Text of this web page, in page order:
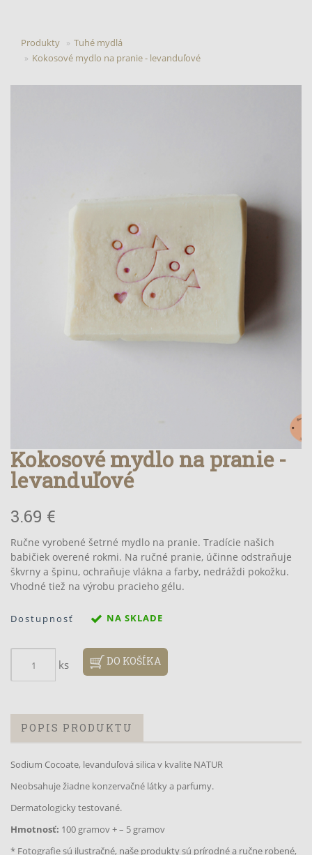
Produkty
Tuhé mydlá
Kokosové mydlo na pranie - levanduľové
Kokosové mydlo na pranie -
levanduľové
3.69 €
Ručne vyrobené šetrné mydlo na pranie. Tradície našich
babičiek overené rokmi. Na ručné pranie, účinne odstraňuje
škvrny a špinu, ochraňuje vlákna a farby, nedráždi pokožku.
Vhodné tiež na výrobu pracieho gélu.
Dostupnosť NA SKLADE
ks DO KOŠÍKA
POPIS PRODUKTU
Sodium Cocoate, levanduľová silica v kvalite NATUR
Neobsahuje žiadne konzervačné látky a parfumy.
Dermatologicky testované.
Hmotnosť: 100 gramov + – 5 gramov
* Fotografie sú ilustračné, naše produkty sú prírodné a ručne robené,